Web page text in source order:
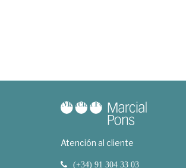
Atención al cliente
(+34) 91 304 33 03